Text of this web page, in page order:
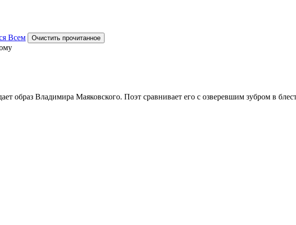
Всем Очистить прочитанное
образ Владимира Маяковского. Поэт сравнивает его с озверевшим зубром в